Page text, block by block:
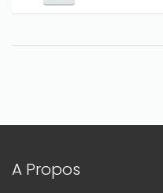
A Propos